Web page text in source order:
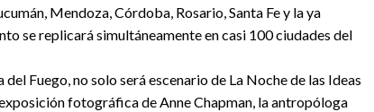
Mendoza, Córdoba, Rosario, Santa Fe y la ya
se replicará simultáneamente en casi 100 ciudades del
Fuego, no solo será escenario de La Noche de las Ideas
fotográfica de Anne Chapman, la antropóloga